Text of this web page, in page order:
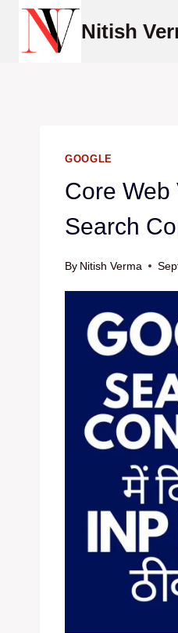
Skip
Nitish
GOOGLE
Core Web
Search
By Nitish Verma